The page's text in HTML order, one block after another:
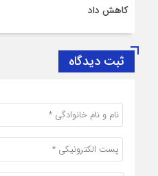
کاهش داد
ثبت دیدگاه